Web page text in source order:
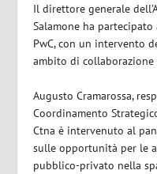
Il direttore generale
Salamone ha
PwC, con un intervento
ambito di
Augusto Cramarossa,
Coordinamento
Ctna è intervenuto al
sulle opportunità per le
pubblico-privato nella